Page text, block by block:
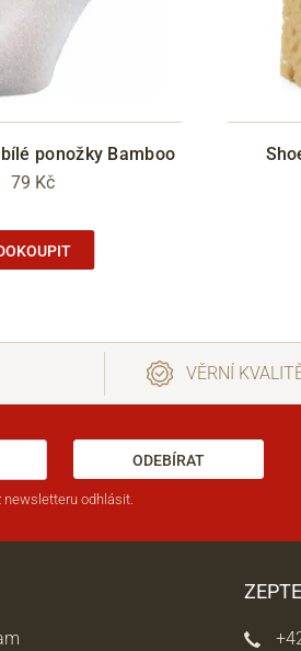
ponožky Bamboo
79 Kč
VĚRNÍ
ODEBÍRAT
newsletteru odhlásit.